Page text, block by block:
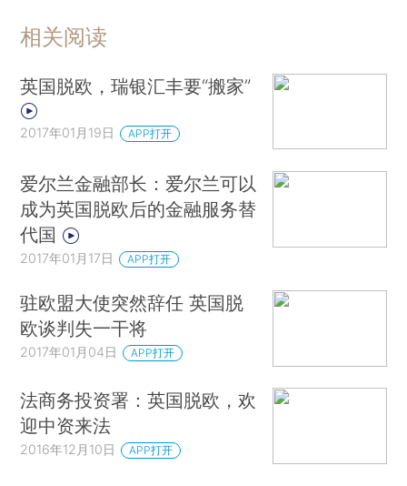
相关阅读
英国脱欧，瑞银汇丰要“搬家”
2017年01月19日 APP打开
爱尔兰金融部长：爱尔兰可以
成为英国脱欧后的金融服务替
代国
2017年01月17日 APP打开
驻欧盟大使突然辞任 英国脱
欧谈判失一干将
2017年01月04日 APP打开
法商务投资署：英国脱欧，欢
迎中资来法
2016年12月10日 APP打开